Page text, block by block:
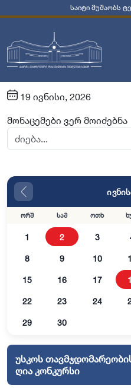
საიტი მუშაობს
19 ივნისი, 2026
მონაცემები ვერ მოიძებნა
ორშ სამ ოთხ
1 2 3
8 9 10
15 16 17
22 23 24
29 30
უსკოს
ღია კონკურსი